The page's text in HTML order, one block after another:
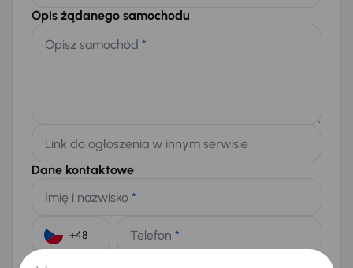
Opis żądanego samochodu
Opisz samochód *
Link do ogłoszenia w innym serwisie
Dane kontaktowe
Imię i nazwisko *
Telefon *